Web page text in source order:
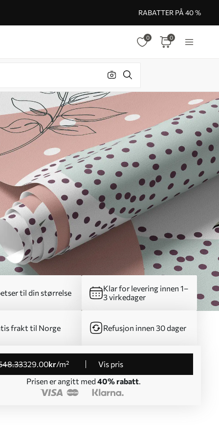
RABATTER PÅ 40 %
0 0
til din størrelse
Klar for levering innen 1–
3 virkedager
frakt til Norge Refusjon innen 30 dager
.33329.00kr/m²
Vis pris
Prisen er angitt med 40% rabatt.